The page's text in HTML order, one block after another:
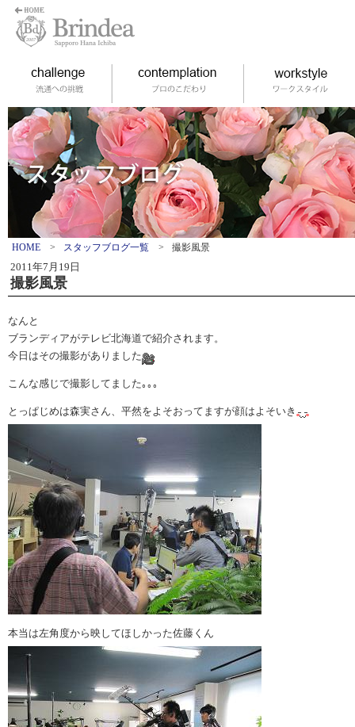
HOME > スタッフブログ一覧 > 撮影風景
2011年7月19日
撮影風景
なんと
ブランディアがテレビ北海道で紹介されます。
今日はその撮影がありました
こんな感じで撮影してました｡｡｡
とっぱじめは森実さん、平然をよそおってますが顔はよそいき
本当は左角度から映してほしかった佐藤くん